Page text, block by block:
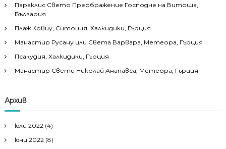
Параклис Свето Преображение Господне на Витоша,
България
Плаж Ковиу, Ситония, Халкидики, Гърция
Манастир Русану или Света Варвара, Метеора, Гърция
Псакудия, Халкидики, Гърция
Манастир Свети Николай Анапавса, Метеора, Гърция
Архив
юли 2022 (4)
юни 2022 (8)